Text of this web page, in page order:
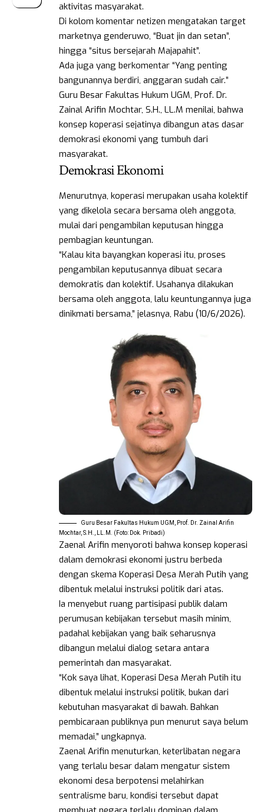
aktivitas masyarakat.
Di kolom komentar netizen mengatakan target
marketnya genderuwo, “Buat jin dan setan”,
hingga “situs bersejarah Majapahit”.
Ada juga yang berkomentar “Yang penting
bangunannya berdiri, anggaran sudah cair.”
Guru Besar Fakultas Hukum UGM, Prof. Dr.
Zainal Arifin Mochtar, S.H., LL.M menilai, bahwa
konsep koperasi sejatinya dibangun atas dasar
demokrasi ekonomi yang tumbuh dari
masyarakat.
Demokrasi Ekonomi
Menurutnya, koperasi merupakan usaha kolektif
yang dikelola secara bersama oleh anggota,
mulai dari pengambilan keputusan hingga
pembagian keuntungan.
“Kalau kita bayangkan koperasi itu, proses
pengambilan keputusannya dibuat secara
demokratis dan kolektif. Usahanya dilakukan
bersama oleh anggota, lalu keuntungannya juga
dinikmati bersama,” jelasnya, Rabu (10/6/2026).
Guru Besar Fakultas Hukum UGM, Prof. Dr. Zainal Arifin
Mochtar, S.H., LL.M. (Foto: Dok. Pribadi)
Zaenal Arifin menyoroti bahwa konsep koperasi
dalam demokrasi ekonomi justru berbeda
dengan skema Koperasi Desa Merah Putih yang
dibentuk melalui instruksi politik dari atas.
Ia menyebut ruang partisipasi publik dalam
perumusan kebijakan tersebut masih minim,
padahal kebijakan yang baik seharusnya
dibangun melalui dialog setara antara
pemerintah dan masyarakat.
“Kok saya lihat, Koperasi Desa Merah Putih itu
dibentuk melalui instruksi politik, bukan dari
kebutuhan masyarakat di bawah. Bahkan
pembicaraan publiknya pun menurut saya belum
memadai,” ungkapnya.
Zaenal Arifin menuturkan, keterlibatan negara
yang terlalu besar dalam mengatur sistem
ekonomi desa berpotensi melahirkan
sentralisme baru, kondisi tersebut dapat